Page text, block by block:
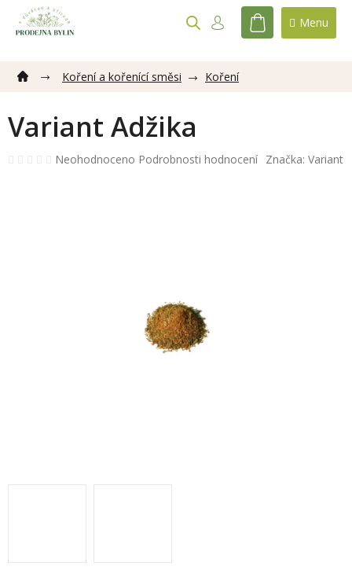
obsah
NÁKUPNÍ
Koření a kořenící směsi Koření
Variant Adžika
Průměrné
Neohodnoceno Podrobnosti hodnocení Značka: Variant